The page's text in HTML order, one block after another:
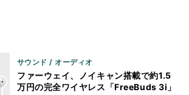
サウンド / オーディオ
ファーウェイ、ノイキャン搭載で約1.5
万円の完全ワイヤレス「FreeBuds 3i」